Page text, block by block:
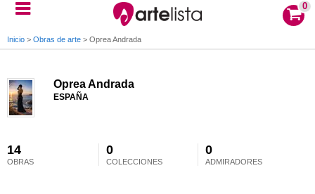
0
Inicio > Obras de arte > Oprea Andrada
Oprea Andrada
ESPAÑA
14
OBRAS
0
COLECCIONES
0
ADMIRADORES